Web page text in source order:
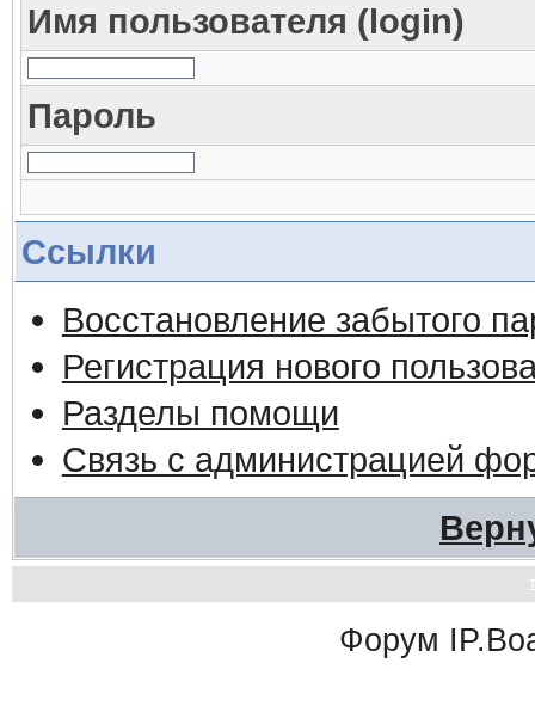
Имя пользователя (login)
Пароль
Ссылки
Восстановление забытого
Регистрация нового
Разделы помощи
Связь с администрацией
Форум